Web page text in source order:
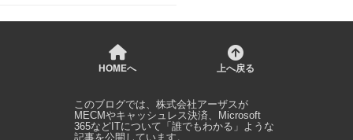
HOMEへ 上へ戻る
このブログでは、 株式会社アーザスが
MECMやキャッシュレス決済、Microsoft
365などITについて「誰でもわかる」ような
記事を公開しています。